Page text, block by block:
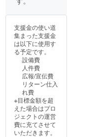
支援金の使い道
集まった支援金
は以下に使用す
る予定です。
設備費
人件費
広報/宣伝費
リターン仕入
れ費
※目標金額を超
えた場合はプロ
ジェクトの運営
費に充てさせて
いただきます。